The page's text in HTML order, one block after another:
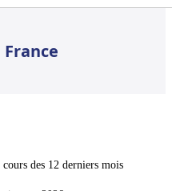
des 12 derniers mois